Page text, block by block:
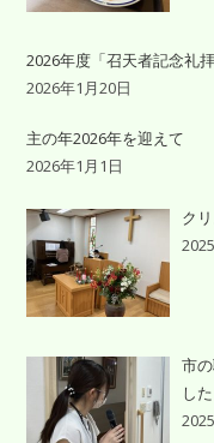
2026年度「召天者記念礼
2026年1月20日
主の年2026年を迎えて
2026年1月1日
ク
市
した